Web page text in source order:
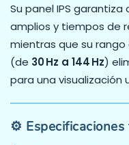
Su panel IPS garantiza
amplios y tiempos de
mientras que su
(de 30 Hz a 144 Hz)
para una visualización
⚙️